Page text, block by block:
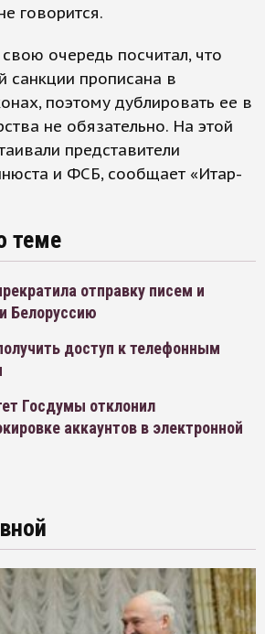
говорится.
очередь посчитал, что
санкции прописана в
поэтому дублировать ее в
не обязательно. На этой
представители
и ФСБ, сообщает «Итар-
теме
отправку писем и
Белоруссию
доступ к телефонным
Госдумы отклонил
аккаунтов в электронной